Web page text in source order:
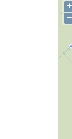
+
−